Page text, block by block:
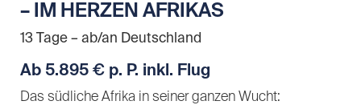
– IM HERZEN AFRIKAS
13 Tage – ab/an Deutschland
Ab 5.895 € p. P. inkl. Flug
Das südliche Afrika in seiner ganzen Wucht: